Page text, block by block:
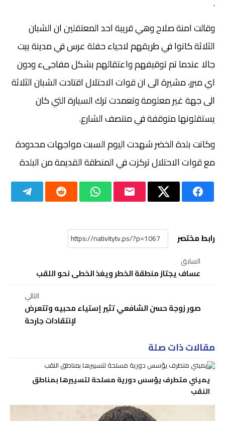
وقالت امنة صلاح وهي قريبة احد المعتقلين ان الشبان
الثلاثة كانوا في طريقهم لاحياء حفلة عرس في مدينة بيت
جالا عندما تم توقيفهم واعتقالهم بشكل مفاجىء ودون
اي مبرر، مشيرة الى ان قوات الاحتلال اقتادت الشبان الثلاثة
الى جهة غير معلومة وتعمدت ترك السيارة التي كان
يستقلونها متوقفة في منتصف الشارع.
وكانت بلدة الخضر شهدت اليوم السبت مواجهات محدودة
مع قوات الاحتلال تركزت في المنطقة القديمة من البلدة
رابط مختصر
السابق
عساف يجتاز منطقة الخطر ويغذ الخطى نحو اللقب
التالي
صور زوجة حسن الشافعي تثير إستياء محبيه وتتعرض
لإنتقادات جارحة
مقالات ذات صلة
يميني متطرف يؤسس دورية مسلحة لتسييرها بمناطق
النقب